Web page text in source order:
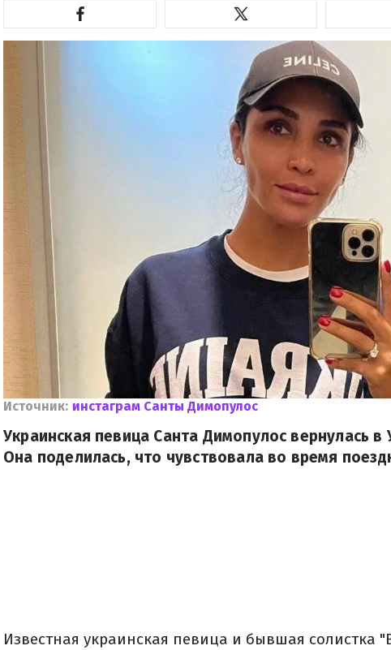
Источник: инстаграм Санты Димопулос
Украинская певица Санта Димопулос вернулась
Она поделилась, что чувствовала во время
Известная украинская певица и бывшая солистка